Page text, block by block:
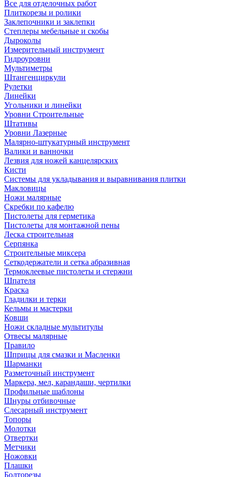
Все для отделочных работ
Плиткорезы и ролики
Заклепочники и заклепки
Степлеры мебельные и скобы
Дыроколы
Измерительный инструмент
Гидроуровни
Мультиметры
Штангенциркули
Рулетки
Линейки
Угольники и линейки
Уровни Строительные
Штативы
Уровни Лазерные
Малярно-штукатурный инструмент
Валики и ванночки
Лезвия для ножей канцелярских
Кисти
Системы для укладывания и выравнивания плитки
Макловицы
Ножи малярные
Скребки по кафелю
Пистолеты для герметика
Пистолеты для монтажной пены
Леска строительная
Серпянка
Строительные миксера
Сеткодержатели и сетка абразивная
Термоклеевые пистолеты и стержни
Шпателя
Краска
Гладилки и терки
Кельмы и мастерки
Ковши
Ножи складные мультитулы
Отвесы малярные
Правило
Шприцы для смазки и Масленки
Шарманки
Разметочный инструмент
Маркера, мел, карандаши, чертилки
Профильные шаблоны
Шнуры отбивочные
Слесарный инструмент
Топоры
Молотки
Отвертки
Метчики
Ножовки
Плашки
Болторезы